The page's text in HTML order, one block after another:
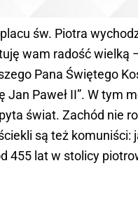
św. Piotra
wam radość wielką
Pana Świętego
Jan Paweł II”. W tym
świat. Zachód nie
są też komuniści:
455 lat w stolicy